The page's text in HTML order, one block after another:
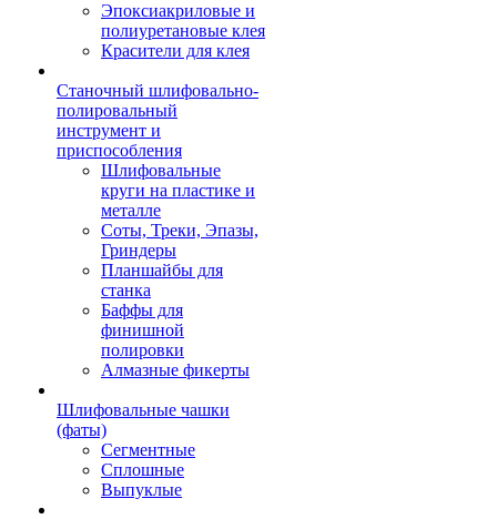
Эпоксиакриловые и
полиуретановые клея
Красители для клея
Станочный шлифовально-
полировальный
инструмент и
приспособления
Шлифовальные
круги на пластике и
металле
Соты, Треки, Эпазы,
Гриндеры
Планшайбы для
станка
Баффы для
финишной
полировки
Алмазные фикерты
Шлифовальные чашки
(фаты)
Сегментные
Сплошные
Выпуклые